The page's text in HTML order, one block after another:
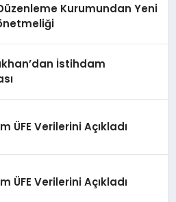
Kurumundan Yeni
İstihdam
ÜFE Verilerini Açıkladı
ÜFE Verilerini Açıkladı